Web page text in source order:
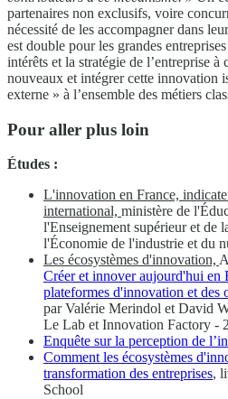
partenaires non exclusifs, voire
nécessité de les accompagner dans
est double pour les grandes
intérêts et la stratégie de l’entreprise à
nouveaux et intégrer cette innovation
externe » à l’ensemble des métiers
Pour aller plus loin
Études :
L'innovation en France,
international, ministère de
l'Enseignement supérieur et de
l'Économie de l'industrie et du
Les écosystèmes d'innovation,
Créer et innover aujourd'hui en
plateformes d'innovation et des
par Valérie Merindol et David
Le Lab et Innovation Factory -
Enquête sur la perception de
Comment les écosystèmes
transformation des entreprises,
School